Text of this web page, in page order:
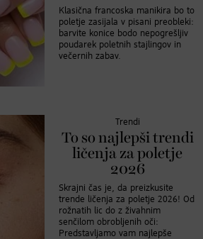
Klasična francoska manikira bo to
poletje zasijala v pisani preobleki:
barvite konice bodo nepogrešljiv
poudarek poletnih stajlingov in
večernih zabav.
Trendi
To so najlepši trendi
ličenja za poletje
2026
Skrajni čas je, da preizkusite
trende ličenja za poletje 2026! Od
rožnatih lic do z živahnim
senčilom obrobljenih oči:
Predstavljamo vam najlepše